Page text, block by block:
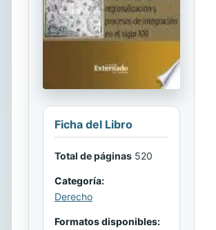
Ficha del Libro
Total de páginas 520
Categoría:
Derecho
Formatos disponibles: